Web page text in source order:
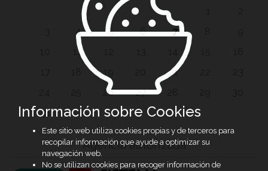
4 5 6 7
11
19 21
26 27
31
Agencia autorizada
Información sobre Cookies
Este sitio web utiliza cookies propias y de terceros para
recopilar información que ayude a optimizar su
navegación web.
No se utilizan cookies para recoger información de